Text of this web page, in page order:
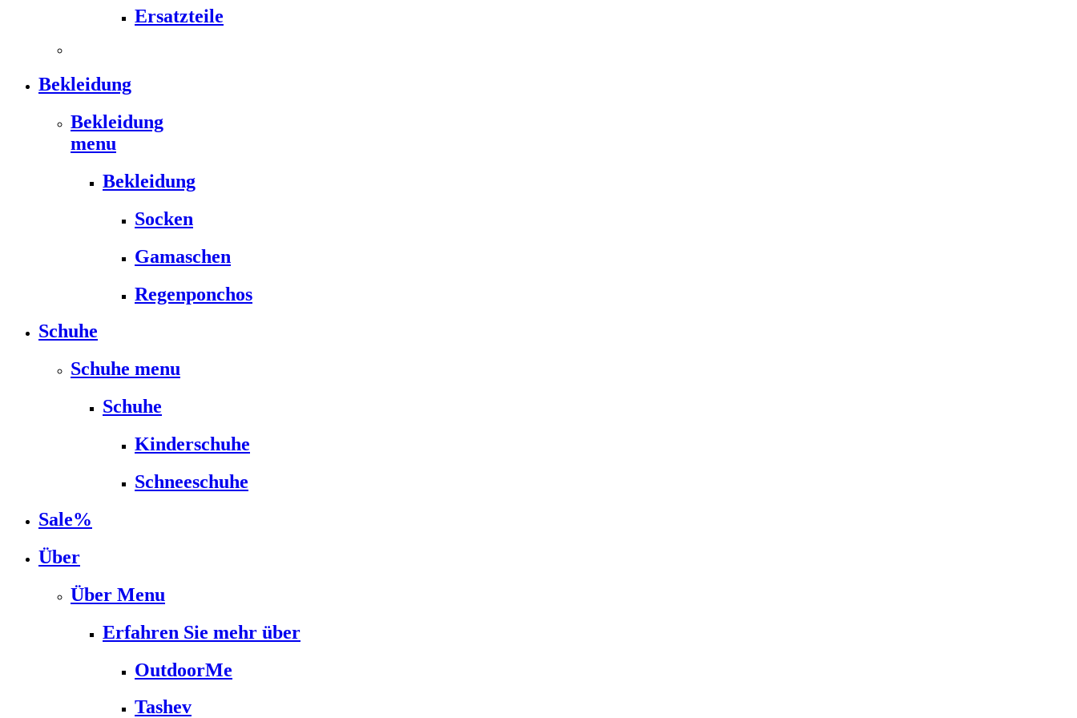
Ersatzteile
Bekleidung
Bekleidung
menu
Bekleidung
Socken
Gamaschen
Regenponchos
Schuhe
Schuhe menu
Schuhe
Kinderschuhe
Schneeschuhe
Sale%
Über
Über Menu
Erfahren Sie mehr über
OutdoorMe
Tashev